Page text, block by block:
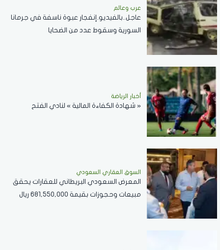
عرب وعالم
عاجل..بالفيديو.إنفجار عبوة ناسفة في جرمانا
السورية وسقوط عدد من الضحايا
أخبار الرياضة
« شهادة الكفاءة المالية » لنادي الفتح
السوق العقاري السعودي
المعرض السعودي البريطاني للعقارات يحقق
مبيعات وحجوزات بقيمة 681,550,000 ريال